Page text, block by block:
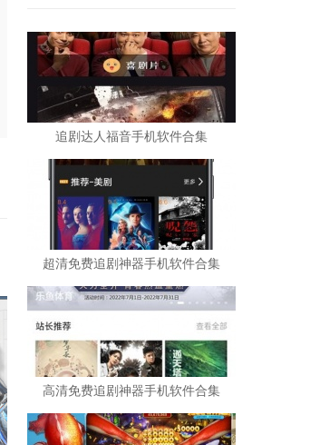
追剧达人福音手机软件合集
超清免费追剧神器手机软件合集
高清免费追剧神器手机软件合集